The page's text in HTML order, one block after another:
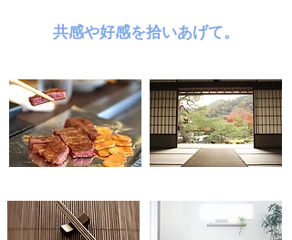
共感や好感を拾いあげて。